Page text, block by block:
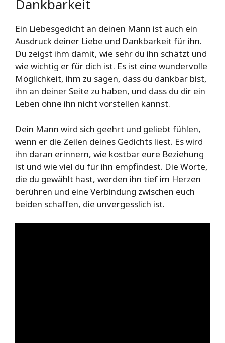
Dankbarkeit
Ein Liebesgedicht an deinen Mann ist auch ein
Ausdruck deiner Liebe und Dankbarkeit für ihn.
Du zeigst ihm damit, wie sehr du ihn schätzt und
wie wichtig er für dich ist. Es ist eine wundervolle
Möglichkeit, ihm zu sagen, dass du dankbar bist,
ihn an deiner Seite zu haben, und dass du dir ein
Leben ohne ihn nicht vorstellen kannst.
Dein Mann wird sich geehrt und geliebt fühlen,
wenn er die Zeilen deines Gedichts liest. Es wird
ihn daran erinnern, wie kostbar eure Beziehung
ist und wie viel du für ihn empfindest. Die Worte,
die du gewählt hast, werden ihn tief im Herzen
berühren und eine Verbindung zwischen euch
beiden schaffen, die unvergesslich ist.